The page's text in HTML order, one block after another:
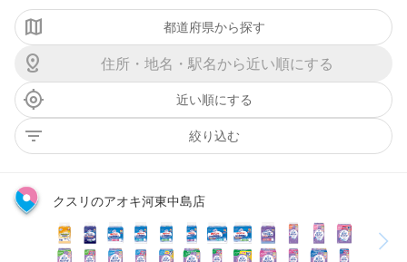
都道府県から探す
近い順にする
絞り込む
クスリのアオキ河東中島店